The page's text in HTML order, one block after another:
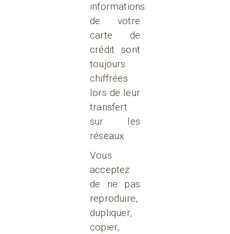
informations
de votre
carte de
crédit sont
toujours
chiffrées
lors de leur
transfert
sur les
réseaux.
Vous
acceptez
de ne pas
reproduire,
dupliquer,
copier,